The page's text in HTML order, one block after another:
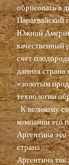
обрисовать в
Парагвайский
Южной
качественный
счет
данная страна
«золотым
технологии
. К великому
компании это
Аргентина это
страна…
Аргентина так